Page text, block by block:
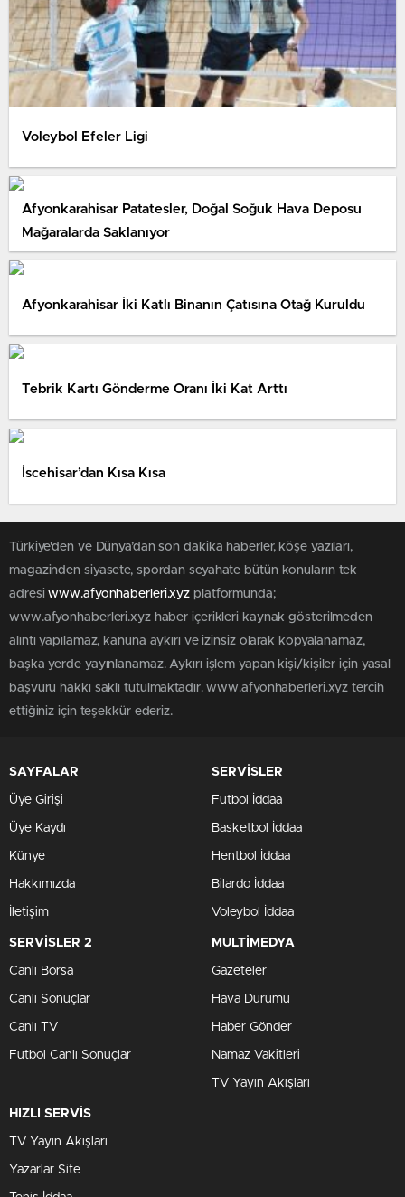
Voleybol Efeler Ligi
Afyonkarahisar Patatesler, Doğal Soğuk Hava Deposu
Mağaralarda Saklanıyor
Afyonkarahisar İki Katlı Binanın Çatısına Otağ Kuruldu
Tebrik Kartı Gönderme Oranı İki Kat Arttı
İscehisar’dan Kısa Kısa
Türkiye'den ve Dünya’dan son dakika haberler, köşe yazıları,
magazinden siyasete, spordan seyahate bütün konuların tek
adresiwww.afyonhaberleri.xyz platformunda;
www.afyonhaberleri.xyz haber içerikleri kaynak gösterilmeden
alıntı yapılamaz, kanuna aykırı ve izinsiz olarak kopyalanamaz,
başka yerde yayınlanamaz. Aykırı işlem yapan kişi/kişiler için yasal
başvuru hakkı saklı tutulmaktadır. www.afyonhaberleri.xyz tercih
ettiğiniz için teşekkür ederiz.
SAYFALAR
Üye Girişi
Üye Kaydı
Künye
Hakkımızda
İletişim
SERVİSLER
Futbol İddaa
Basketbol İddaa
Hentbol İddaa
Bilardo İddaa
Voleybol İddaa
SERVİSLER 2
Canlı Borsa
Canlı Sonuçlar
Canlı TV
Futbol Canlı Sonuçlar
MULTİMEDYA
Gazeteler
Hava Durumu
Haber Gönder
Namaz Vakitleri
TV Yayın Akışları
HIZLI SERVİS
TV Yayın Akışları
Yazarlar Site